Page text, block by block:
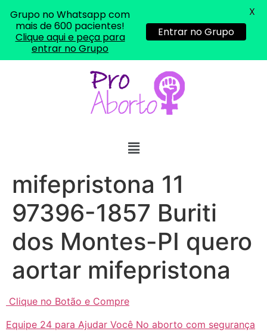
mifepristona 11
97396-1857 Buriti
dos Montes-PI quero
aortar mifepristona
Clique no Botão e Compre
Equipe 24 para Ajudar Você No aborto com segurança
Grupo no Whatsapp com
mais de 600 pacientes!
Clique aqui e peça para
entrar no Grupo
Entrar no Grupo
X